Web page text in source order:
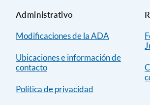
Administrativo
Modificaciones de la ADA
Ubicaciones e información de
contacto
Política de privacidad